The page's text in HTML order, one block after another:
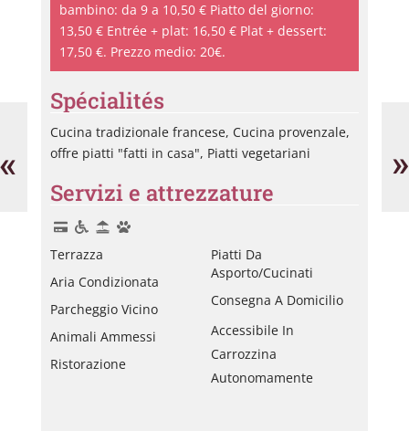
«France »
bambino: da 9 a 10,50 € Piatto del giorno:
13,50 € Entrée + plat: 16,50 € Plat + dessert:
17,50 €. Prezzo medio: 20€.
Spécialités
Cucina tradizionale francese, Cucina provenzale,
offre piatti "fatti in casa", Piatti vegetariani
Servizi e attrezzature
Terrazza
Aria Condizionata
Parcheggio Vicino
Animali Ammessi
Ristorazione
Piatti Da
Asporto/cucinati
Consegna A Domicilio
Accessibile In
Carrozzina
Autonomamente